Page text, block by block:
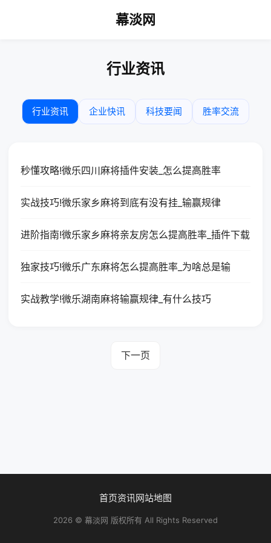
幕淡网
行业资讯
行业资讯 企业快讯 科技要闻 胜率交流
秒懂攻略!微乐四川麻将插件安装_怎么提高胜率
实战技巧!微乐家乡麻将到底有没有挂_输赢规律
进阶指南!微乐家乡麻将亲友房怎么提高胜率_插件下载
独家技巧!微乐广东麻将怎么提高胜率_为啥总是输
实战教学!微乐湖南麻将输赢规律_有什么技巧
下一页
首页资讯网站地图
2026 © 幕淡网 版权所有 All Rights Reserved